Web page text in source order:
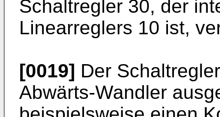
Schaltregler 30, der
Linearreglers 10 ist,
[0019] Der
Abwärts-Wandler